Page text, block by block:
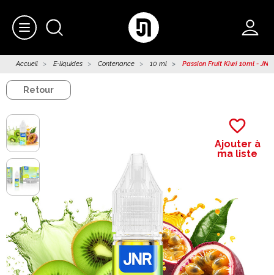
Accueil E-liquides Contenance 10 ml Passion Fruit Kiwi 10ml -
Retour
favorite_border
Ajouter à
ma liste